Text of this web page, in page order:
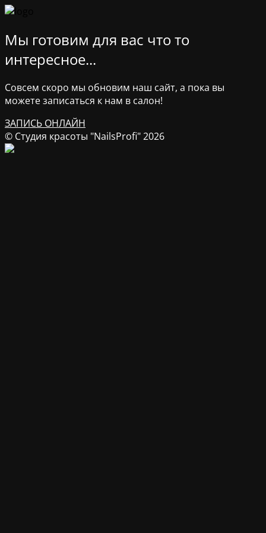
Мы готовим для вас что то
интересное...
Совсем скоро мы обновим наш сайт, а пока вы
можете записаться к нам в салон!
ЗАПИСЬ ОНЛАЙН
© Студия красоты "NailsProfi" 2026